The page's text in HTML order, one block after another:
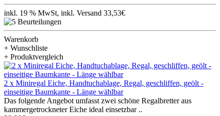
inkl. 19 % MwSt, inkl. Versand 33,53€
Warenkorb
+ Wunschliste
+ Produktvergleich
2 x Miniregal Eiche, Handtuchablage, Regal, geschliffen, geölt -
einseitige Baumkante - Länge wählbar
Das folgende Angebot umfasst zwei schöne Regalbretter aus
kammergetrockneter Eiche ideal einsetzbar ..